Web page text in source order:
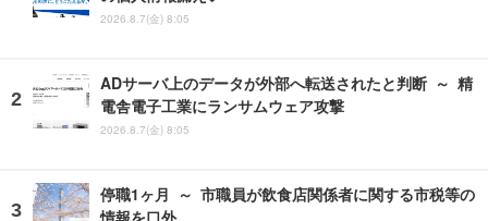
2026.8.7(金) 8:05
ADサーバ上のデータが外部へ転送されたと判断 ～ 精
電舎電子工業にランサムウェア攻撃
2026.8.7(金) 8:05
停職1ヶ月 ～ 市職員が飲食店関係者に関する市税等の
情報を口外